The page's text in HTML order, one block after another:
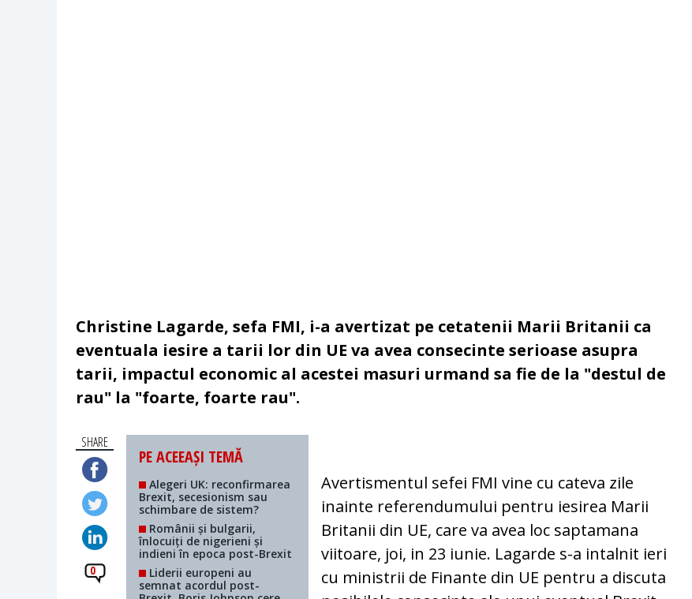
Christine Lagarde, sefa FMI, i-a avertizat pe cetatenii Marii Britanii ca
eventuala iesire a tarii lor din UE va avea consecinte serioase asupra
tarii, impactul economic al acestei masuri urmand sa fie de la "destul de
rau" la "foarte, foarte rau".
SHARE
0
PE ACEEAȘI TEMĂ
Alegeri UK: reconfirmarea
Brexit, secesionism sau
schimbare de sistem?
Românii și bulgarii,
înlocuiți de nigerieni și
indieni în epoca post-Brexit
Liderii europeni au
semnat acordul post-
Avertismentul sefei FMI vine cu cateva zile
inainte referendumului pentru iesirea Marii
Britanii din UE, care va avea loc saptamana
viitoare, joi, in 23 iunie. Lagarde s-a intalnit ieri
cu ministrii de Finante din UE pentru a discuta